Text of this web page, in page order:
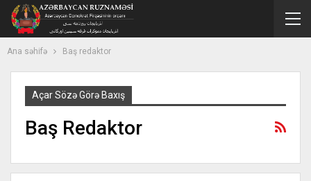
Ana səhifə Baş redaktor
Açar Sözə Görə Baxış
Baş Redaktor